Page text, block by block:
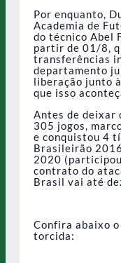
Por enquanto,
Academia de
do técnico Abel
partir de 01/8,
transferências
departamento
liberação junto
que isso
Antes de deixar
305 jogos,
e conquistou 4
Brasileirão
2020
contrato do
Brasil vai até
Confira abaixo
torcida: